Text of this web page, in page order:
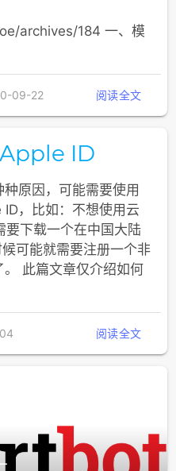
archives/184 一、模
09-22 阅读全文
ID
原因，可能需要使用
，比如：不想使用云
下载一个在中国大陆
候可能就需要注册一个非
此篇文章仅介绍如何
阅读全文